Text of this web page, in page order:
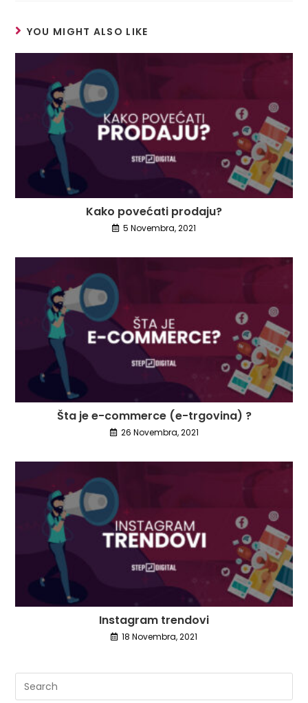
YOU MIGHT ALSO LIKE
Kako povećati prodaju?
5 Novembra, 2021
Šta je e-commerce (e-trgovina) ?
26 Novembra, 2021
Instagram trendovi
18 Novembra, 2021